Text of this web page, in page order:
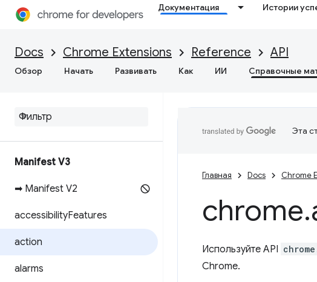
Документация Истории
Docs Chrome Extensions Reference API
Обзор Начать Развивать Как ИИ Справочные
Manifest V3
➡ Manifest V2
accessibilityFeatures
action
alarms
Эта
Главная Docs Chrome
chrome.
Используйте API
Chrome.